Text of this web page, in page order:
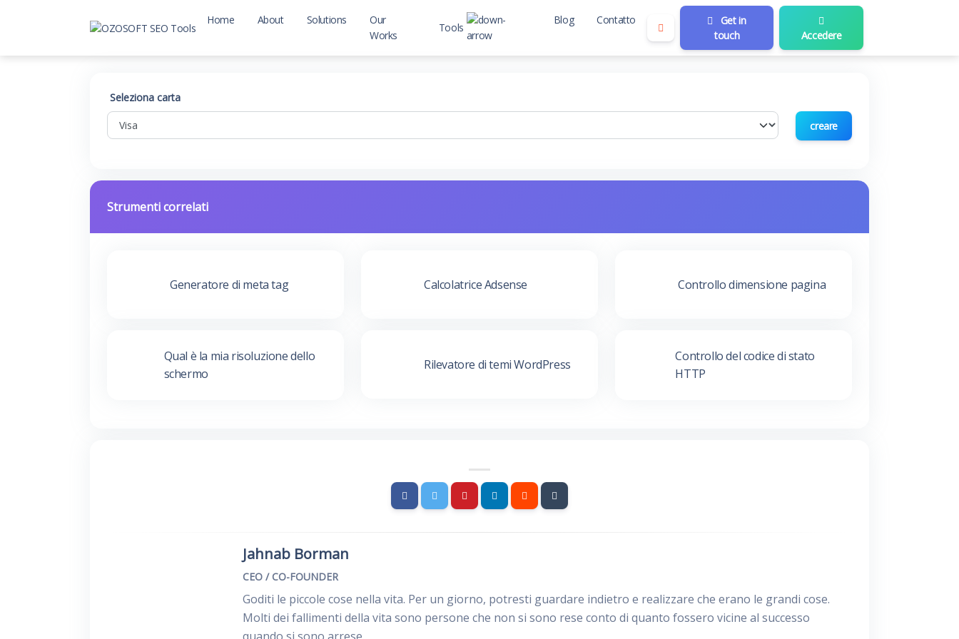
Home About Solutions
Our
Works
Tools
Blog Contatto
Get in
touch
Accedere
Seleziona carta
creare
Strumenti correlati
Generatore di meta tag Calcolatrice Adsense Controllo dimensione pagina
Qual è la mia risoluzione dello
schermo
Rilevatore di temi WordPress
Controllo del codice di stato
HTTP
Jahnab Borman
CEO / CO-FOUNDER
Goditi le piccole cose nella vita. Per un giorno, potresti guardare indietro e realizzare che erano le grandi cose.
Molti dei fallimenti della vita sono persone che non si sono rese conto di quanto fossero vicine al successo